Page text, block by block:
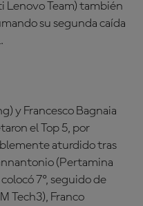
Lenovo Team) también
su segunda caída
y Francesco Bagnaia
el Top 5, por
aturdido tras
(Pertamina
7º, seguido de
Tech3), Franco